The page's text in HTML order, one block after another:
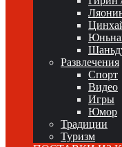
Развлечения
Спорт
Видео
Игры
Юмор
Традиции
Туризм